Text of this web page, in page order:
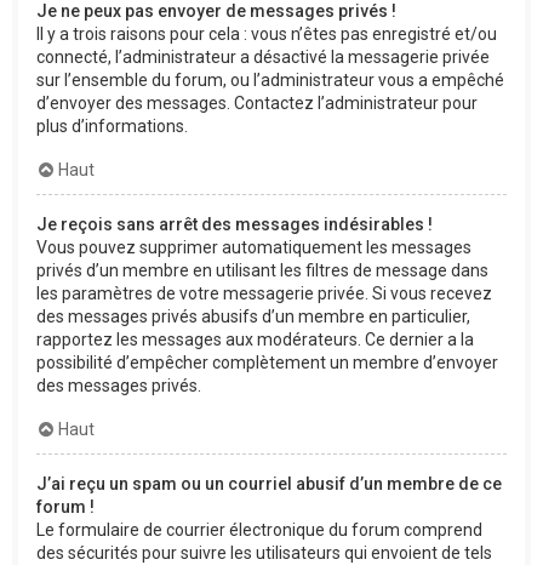
Je ne peux pas envoyer de messages privés !
Il y a trois raisons pour cela : vous n’êtes pas enregistré et/ou
connecté, l’administrateur a désactivé la messagerie privée
sur l’ensemble du forum, ou l’administrateur vous a empêché
d’envoyer des messages. Contactez l’administrateur pour
plus d’informations.
Haut
Je reçois sans arrêt des messages indésirables !
Vous pouvez supprimer automatiquement les messages
privés d’un membre en utilisant les filtres de message dans
les paramètres de votre messagerie privée. Si vous recevez
des messages privés abusifs d’un membre en particulier,
rapportez les messages aux modérateurs. Ce dernier a la
possibilité d’empêcher complètement un membre d’envoyer
des messages privés.
Haut
J’ai reçu un spam ou un courriel abusif d’un membre de ce
forum !
Le formulaire de courrier électronique du forum comprend
des sécurités pour suivre les utilisateurs qui envoient de tels